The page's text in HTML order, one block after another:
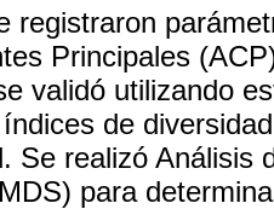
registraron
Principales
validó utilizando
de
Se realizó Análisis
para